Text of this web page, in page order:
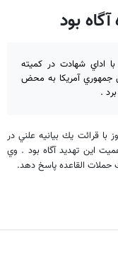
بود
اداي شهادت در كميته
جمهوري آمريكا به محض
.
با قرائت يك بيانيه علني در
اين تهديد آگاه بود . وي
القاعده پاسخ دهد.